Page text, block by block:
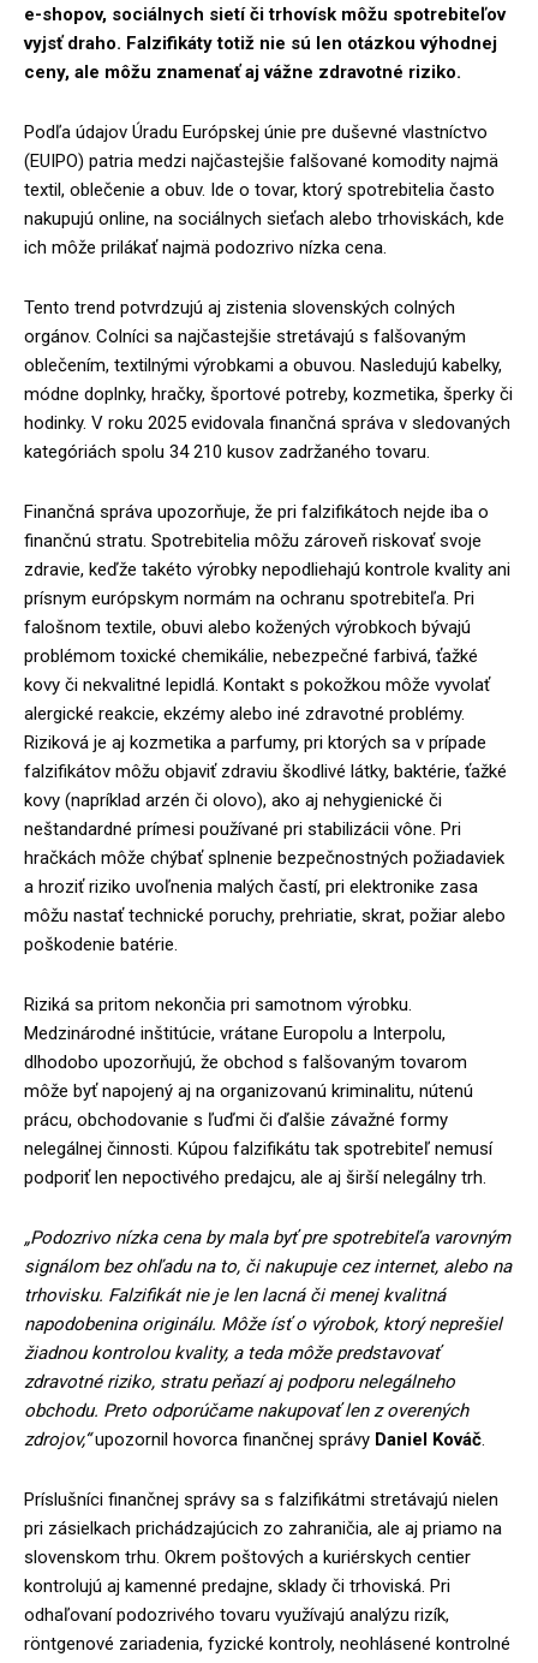
e-shopov, sociálnych sietí či trhovísk môžu spotrebiteľov
vyjsť draho. Falzifikáty totiž nie sú len otázkou výhodnej
ceny, ale môžu znamenať aj vážne zdravotné riziko.
Podľa údajov Úradu Európskej únie pre duševné vlastníctvo
(EUIPO) patria medzi najčastejšie falšované komodity najmä
textil, oblečenie a obuv. Ide o tovar, ktorý spotrebitelia často
nakupujú online, na sociálnych sieťach alebo trhoviskách, kde
ich môže prilákať najmä podozrivo nízka cena.
Tento trend potvrdzujú aj zistenia slovenských colných
orgánov. Colníci sa najčastejšie stretávajú s falšovaným
oblečením, textilnými výrobkami a obuvou. Nasledujú kabelky,
módne doplnky, hračky, športové potreby, kozmetika, šperky či
hodinky. V roku 2025 evidovala finančná správa v sledovaných
kategóriách spolu 34 210 kusov zadržaného tovaru.
Finančná správa upozorňuje, že pri falzifikátoch nejde iba o
finančnú stratu. Spotrebitelia môžu zároveň riskovať svoje
zdravie, keďže takéto výrobky nepodliehajú kontrole kvality ani
prísnym európskym normám na ochranu spotrebiteľa. Pri
falošnom textile, obuvi alebo kožených výrobkoch bývajú
problémom toxické chemikálie, nebezpečné farbivá, ťažké
kovy či nekvalitné lepidlá. Kontakt s pokožkou môže vyvolať
alergické reakcie, ekzémy alebo iné zdravotné problémy.
Riziková je aj kozmetika a parfumy, pri ktorých sa v prípade
falzifikátov môžu objaviť zdraviu škodlivé látky, baktérie, ťažké
kovy (napríklad arzén či olovo), ako aj nehygienické či
neštandardné prímesi používané pri stabilizácii vône. Pri
hračkách môže chýbať splnenie bezpečnostných požiadaviek
a hroziť riziko uvoľnenia malých častí, pri elektronike zasa
môžu nastať technické poruchy, prehriatie, skrat, požiar alebo
poškodenie batérie.
Riziká sa pritom nekončia pri samotnom výrobku.
Medzinárodné inštitúcie, vrátane Europolu a Interpolu,
dlhodobo upozorňujú, že obchod s falšovaným tovarom
môže byť napojený aj na organizovanú kriminalitu, nútenú
prácu, obchodovanie s ľuďmi či ďalšie závažné formy
nelegálnej činnosti. Kúpou falzifikátu tak spotrebiteľ nemusí
podporiť len nepoctivého predajcu, ale aj širší nelegálny trh.
„Podozrivo nízka cena by mala byť pre spotrebiteľa varovným
signálom bez ohľadu na to, či nakupuje cez internet, alebo na
trhovisku. Falzifikát nie je len lacná či menej kvalitná
napodobenina originálu. Môže ísť o výrobok, ktorý neprešiel
žiadnou kontrolou kvality, a teda môže predstavovať
zdravotné riziko, stratu peňazí aj podporu nelegálneho
obchodu. Preto odporúčame nakupovať len z overených
zdrojov,“upozornil hovorca finančnej správy Daniel Kováč.
Príslušníci finančnej správy sa s falzifikátmi stretávajú nielen
pri zásielkach prichádzajúcich zo zahraničia, ale aj priamo na
slovenskom trhu. Okrem poštových a kuriérskych centier
kontrolujú aj kamenné predajne, sklady či trhoviská. Pri
odhaľovaní podozrivého tovaru využívajú analýzu rizík,
röntgenové zariadenia, fyzické kontroly, neohlásené kontrolné